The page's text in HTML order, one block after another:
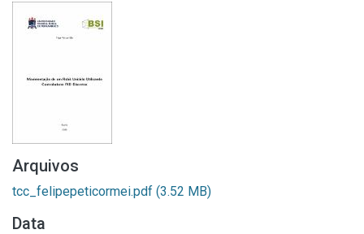
Arquivos
tcc_felipepeticormei.pdf (3.52 MB)
Data